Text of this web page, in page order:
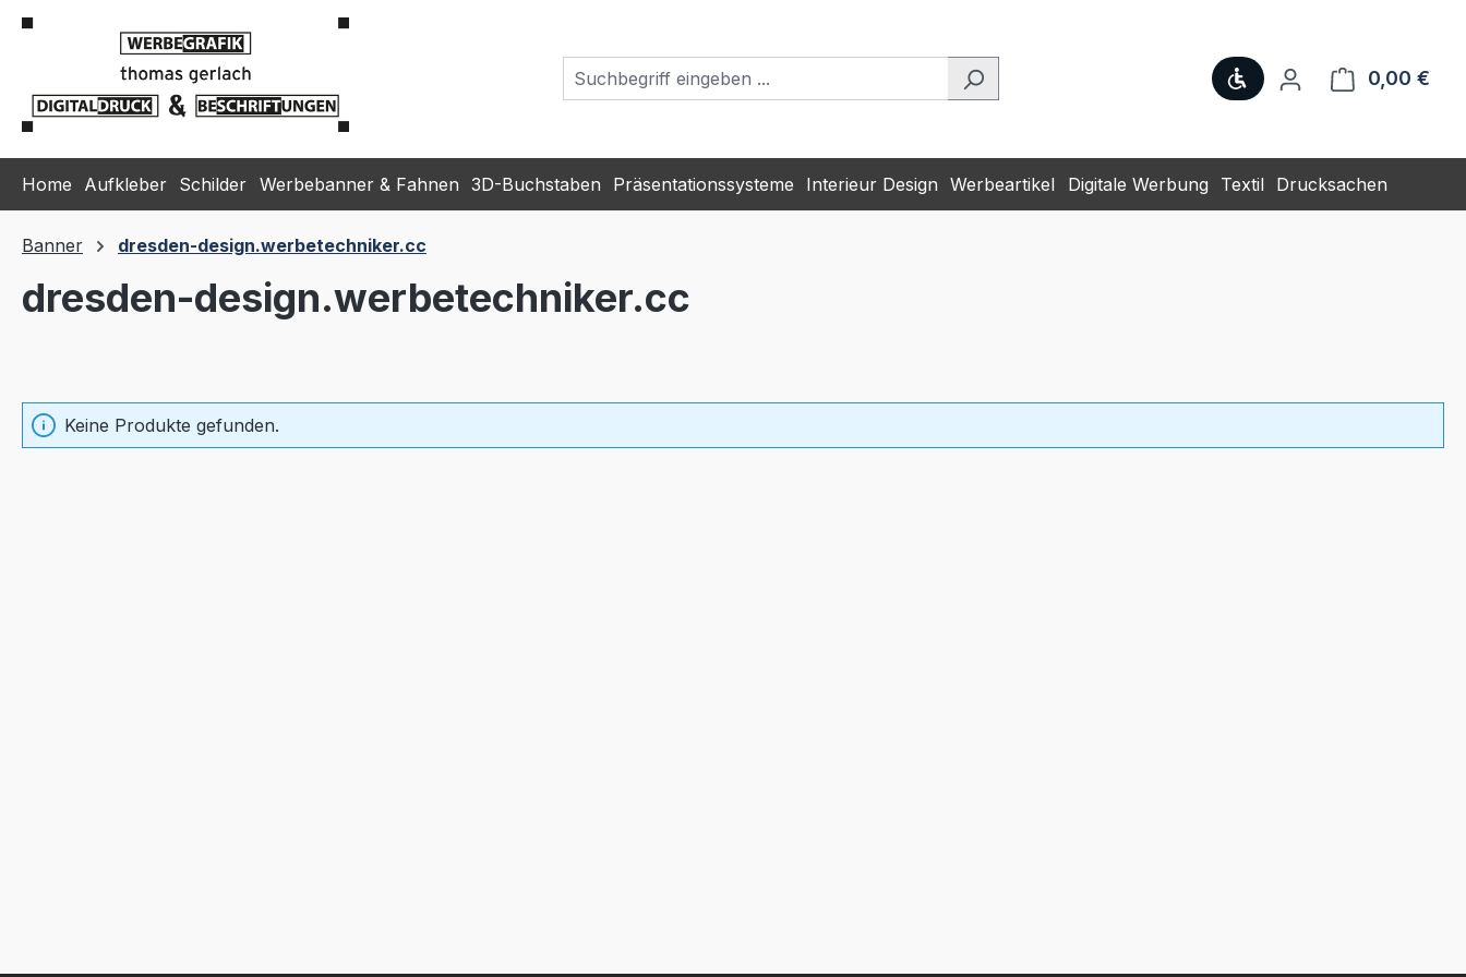
Hauptinhalt springen
Zur Suche springen
Zur Hauptnavigation springen
Werkzeugleiste anzeigen
0,00 €
Home Aufkleber Schilder Werbebanner & Fahnen 3D-Buchstaben Präsentationssysteme Interieur Design Werbeartikel Digitale Werbung Textil Drucksachen
Banner dresden-design.werbetechniker.cc
dresden-design.werbetechniker.cc
Keine Produkte gefunden.